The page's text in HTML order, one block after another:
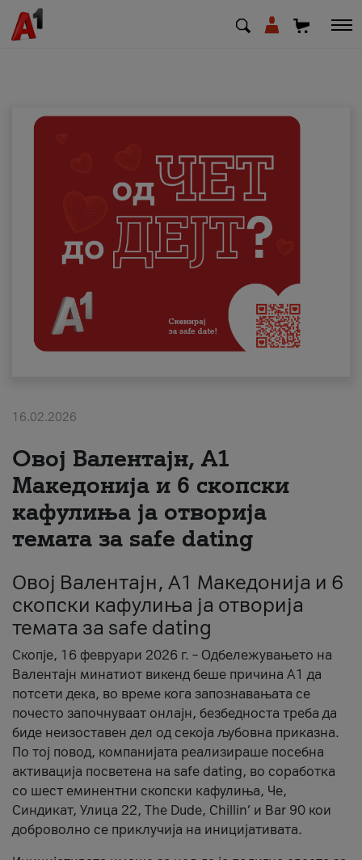
Деловни
Поддршка
Надополни кредит
Плати сметка
#ПодобарОнлајн
16.02.2026
Овој Валентајн, A1
Македонија и 6 скопски
кафулиња ја отворија
темата за safe dating
Овој Валентајн, A1 Македонија и 6
скопски кафулиња ја отворија
темата за safe dating
Скопје, 16 февруари 2026 г. – Одбележувањето на
Валентајн минатиот викенд беше причина А1 да
потсети дека, во време кога запознавањата се
почесто започнуваат онлајн, безбедноста треба да
биде неизоставен дел од секоја љубовна приказна.
По тој повод, компанијата реализираше посебна
активација посветена на safe dating, во соработка
со шест еминентни скопски кафулиња, Че,
Синдикат, Улица 22, The Dude, Chillin’ и Bar 90 кои
доброволно се приклучија на иницијативата.